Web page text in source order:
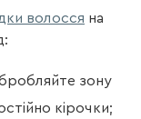
волосся на
зону
кірочки;